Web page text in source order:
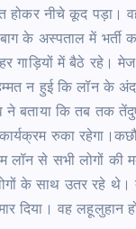
होकर नीचे कूद
के अस्पताल में भर्ती
गाड़ियों में बैठे रहे।
न हुई कि लॉन के
ने बताया कि तब तक
कार्यक्रम रुका
लॉन से सभी लोगों की
के साथ उतर रहे थे।
दिया। वह लहूलुहान